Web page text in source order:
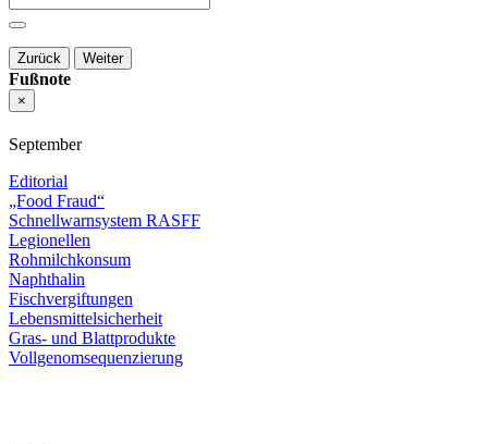
Zurück Weiter
Fußnote
×
September
Editorial
„Food Fraud“
Schnellwarnsystem RASFF
Legionellen
Rohmilchkonsum
Naphthalin
Fischvergiftungen
Lebensmittelsicherheit
Gras- und Blattprodukte
Vollgenomsequenzierung